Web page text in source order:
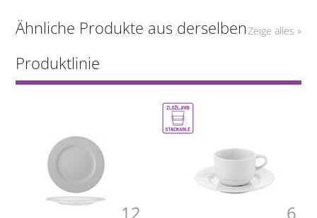
Ähnliche Produkte aus derselben
Produktlinie
Zeige alles »
12 6